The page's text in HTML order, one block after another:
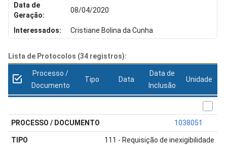
Data de
Geração:
08/04/2020
Interessados: Cristiane Bolina da Cunha
Lista de Protocolos (34 registros):
Processo /
Documento
Tipo Data
Data de
Inclusão
Unidade
1038051
111 - Requisição de inexigibilidade